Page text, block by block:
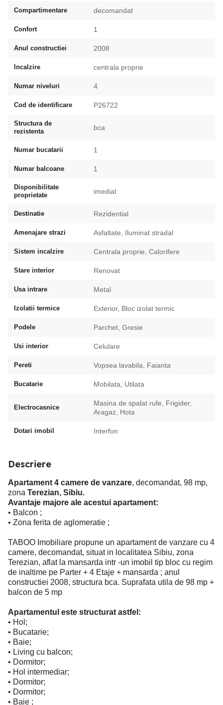
Compartimentare decomandat
Confort 1
Anul constructiei 2008
Incalzire centrala proprie
Numar niveluri 4
Cod de identificare P26722
Structura de
rezistenta
bca
Numar bucatarii 1
Numar balcoane 1
Disponibilitate
proprietate
imediat
Destinatie Rezidential
Amenajare strazi Asfaltate, Iluminat stradal
Sistem incalzire Centrala proprie, Calorifere
Stare interior Renovat
Usa intrare Metal
Izolatii termice Exterior, Bloc izolat termic
Podele Parchet, Gresie
Usi interior Celulare
Pereti Vopsea lavabila, Faianta
Bucatarie Mobilata, Utilata
Electrocasnice
Masina de spalat rufe, Frigider,
Aragaz, Hota
Dotari imobil Interfon
Descriere
Apartament 4 camere de vanzare, decomandat, 98 mp,
zona Terezian, Sibiu.
Avantaje majore ale acestui apartament:
• Balcon ;
• Zona ferita de aglomeratie ;
TABOO Imobiliare propune un apartament de vanzare cu 4
camere, decomandat, situat in localitatea Sibiu, zona
Terezian, aflat la mansarda intr -un imobil tip bloc cu regim
de inaltime pe Parter + 4 Etaje + mansarda ; anul
constructiei 2008, structura bca. Suprafata utila de 98 mp +
balcon de 5 mp
Apartamentul este structurat astfel:
• Hol;
• Bucatarie;
• Baie;
• Living cu balcon;
• Dormitor;
• Hol intermediar;
• Dormitor;
• Dormitor;
• Baie ;